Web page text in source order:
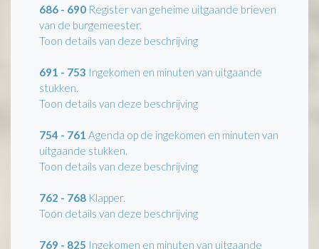
686 - 690 Register van geheime uitgaande brieven
van de burgemeester.
Toon details van deze beschrijving
691 - 753 Ingekomen en minuten van uitgaande
stukken.
Toon details van deze beschrijving
754 - 761 Agenda op de ingekomen en minuten van
uitgaande stukken.
Toon details van deze beschrijving
762 - 768 Klapper.
Toon details van deze beschrijving
769 - 825 Ingekomen en minuten van uitgaande